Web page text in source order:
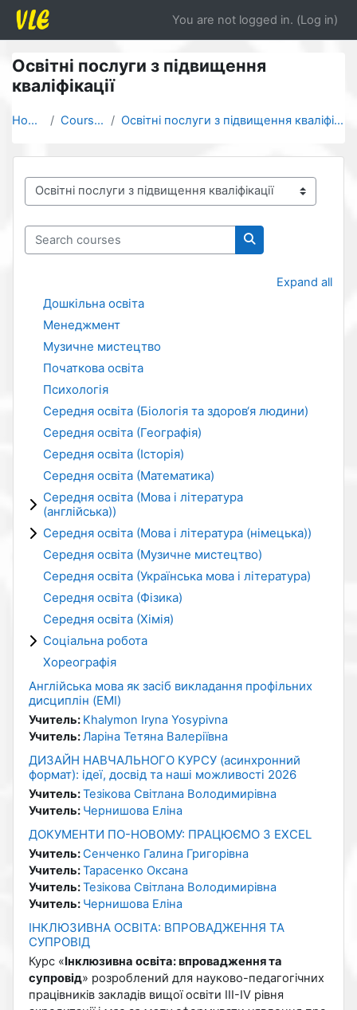
Skip to main content
You are not logged in. (Log in)
Освітні послуги з підвищення
кваліфікації
Home Courses Освітні послуги з підвищення кваліфікації
Course categories
Search courses
Search courses
Expand all
Дошкільна освіта
Менеджмент
Музичне мистецтво
Початкова освіта
Психологія
Середня освіта (Біологія та здоров‘я людини)
Середня освіта (Географія)
Середня освіта (Історія)
Середня освіта (Математика)
Середня освіта (Мова і література
(англійська))
Середня освіта (Мова і література (німецька))
Середня освіта (Музичне мистецтво)
Середня освіта (Українська мова і література)
Середня освіта (Фізика)
Середня освіта (Хімія)
Соціальна робота
Хореографія
Англійська мова як засіб викладання профільних
дисциплін (EMI)
Учитель: Khalymon Iryna Yosypivna
Учитель:Ларіна Тетяна Валеріївна
ДИЗАЙН НАВЧАЛЬНОГО КУРСУ (асинхронний
формат): ідеї, досвід та наші можливості 2026
Учитель:Тезікова Світлана Володимирівна
Учитель: Чернишова Еліна
ДОКУМЕНТИ ПО-НОВОМУ: ПРАЦЮЄМО З EXCEL
Учитель:Сенченко Галина Григорівна
Учитель:Тарасенко Оксана
Учитель:Тезікова Світлана Володимирівна
Учитель: Чернишова Еліна
ІНКЛЮЗИВНА ОСВІТА: ВПРОВАДЖЕННЯ ТА
СУПРОВІД
Курс «Інклюзивна освіта: впровадження та
супровід» розроблений для науково-педагогічних
працівників закладів вищої освіти ІІІ-ІV рівня